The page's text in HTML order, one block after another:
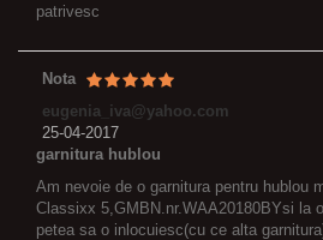
patrivesc
Nota
eugenia_iva@yahoo.com
25-04-2017
garnitura hublou
Am nevoie de o garnitura pentru hublou
Classixx 5,GMBN.nr.WAA20180BYsi la
petea sa o inlocuiesc(cu ce alta